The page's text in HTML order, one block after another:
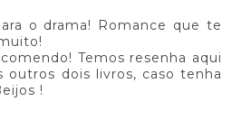
o drama! Romance que te
Temos resenha aqui
outros dois livros, caso tenha
!